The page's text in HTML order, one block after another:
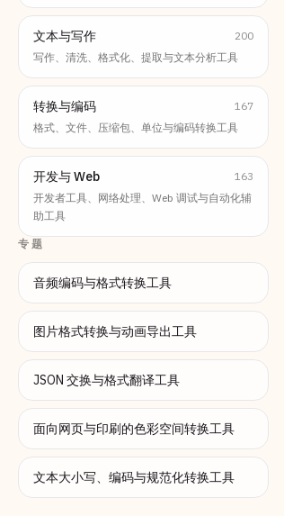
文本与写作
200
写作、清洗、格式化、提取与文本分析工具
转换与编码
167
格式、文件、压缩包、单位与编码转换工具
开发与 Web
163
开发者工具、网络处理、Web 调试与自动化辅
助工具
专题
音频编码与格式转换工具
图片格式转换与动画导出工具
JSON 交换与格式翻译工具
面向网页与印刷的色彩空间转换工具
文本大小写、编码与规范化转换工具